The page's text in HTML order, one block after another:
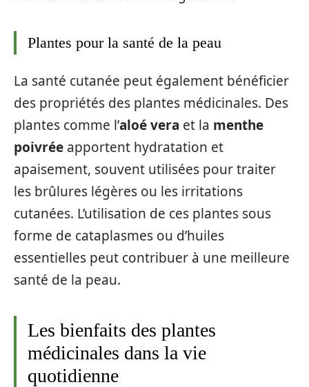
Plantes pour la santé de la peau
La santé cutanée peut également bénéficier
des propriétés des plantes médicinales. Des
plantes comme l’aloé vera et la menthe
poivrée apportent hydratation et
apaisement, souvent utilisées pour traiter
les brûlures légères ou les irritations
cutanées. L’utilisation de ces plantes sous
forme de cataplasmes ou d’huiles
essentielles peut contribuer à une meilleure
santé de la peau.
Les bienfaits des plantes
médicinales dans la vie
quotidienne